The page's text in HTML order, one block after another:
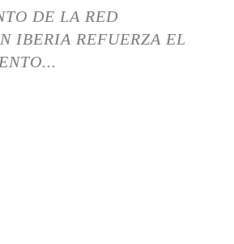
DE LA RED
IBERIA REFUERZA EL